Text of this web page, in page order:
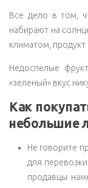
Все дело в том,
набирают на
климатом,
Недоспелые
«зеленый» вкус
Как
небольшие
Не говорите
для
продавцы